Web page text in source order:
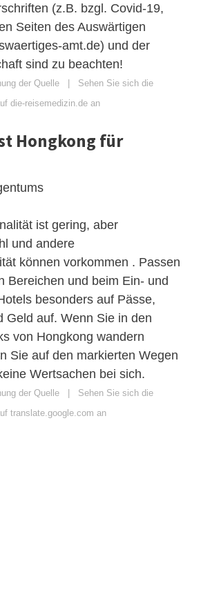
(z.B. bzgl. Covid-19,
Seiten des Auswärtigen
amt.de) und der
sind zu beachten!
der Quelle
Sehen Sie sich die
die-reisemedizin.de an
Hongkong für
ist gering, aber
und andere
können vorkommen . Passen
Bereichen und beim Ein- und
besonders auf Pässe,
Geld auf. Wenn Sie in den
von Hongkong wandern
Sie auf den markierten Wegen
Wertsachen bei sich.
der Quelle
Sehen Sie sich die
translate.google.com an